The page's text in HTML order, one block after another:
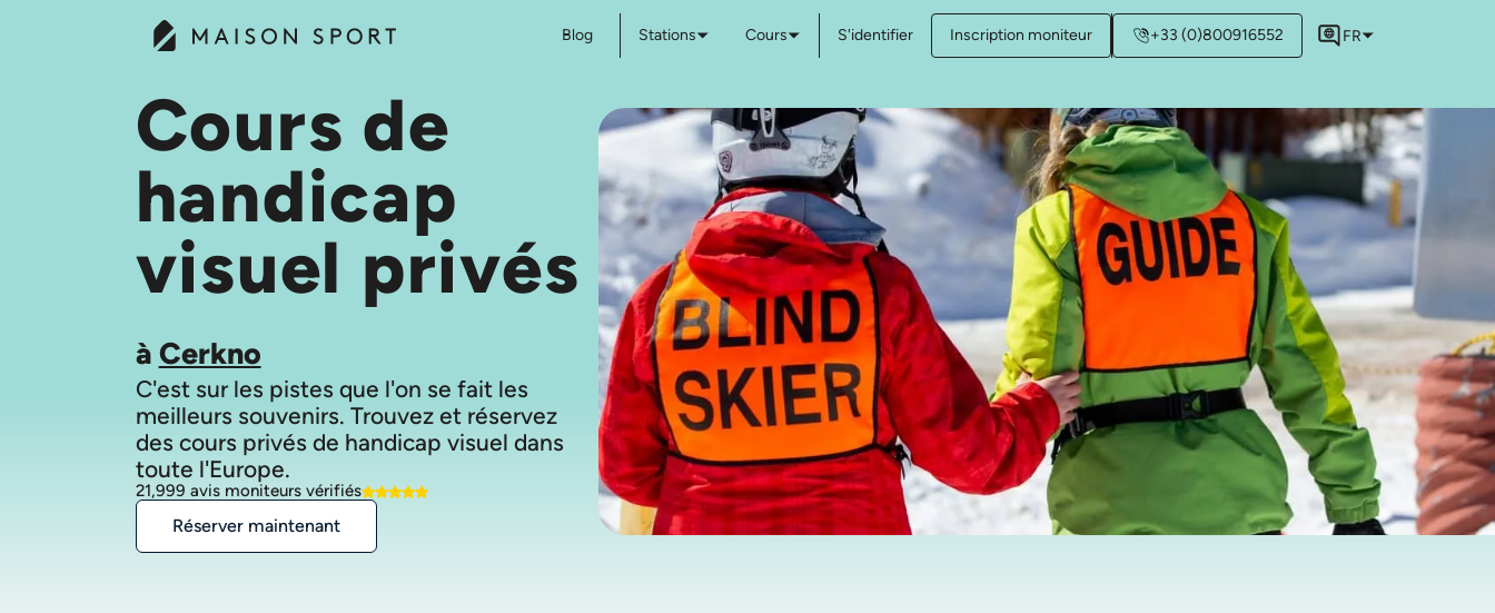
Blog Stations Cours S'identifier Inscription moniteur +33 (0)800916552 FR
Cours de
handicap
visuel privés
à Cerkno
C'est sur les pistes que l'on se fait les
meilleurs souvenirs. Trouvez et réservez
des cours privés de handicap visuel dans
21,999 avis moniteurs vérifiés
Réserver maintenant